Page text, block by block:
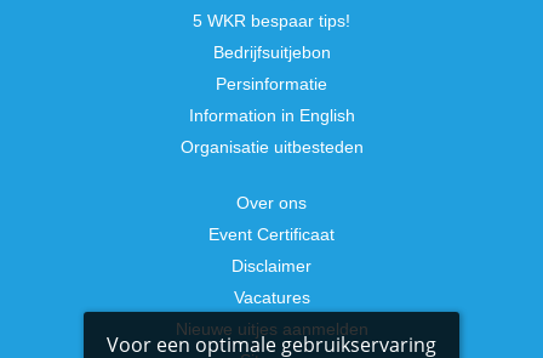
5 WKR bespaar tips!
Bedrijfsuitjebon
Persinformatie
Information in English
Organisatie uitbesteden
Over ons
Event Certificaat
Disclaimer
Vacatures
Nieuwe uitjes aanmelden
Voor een optimale gebruikservaring